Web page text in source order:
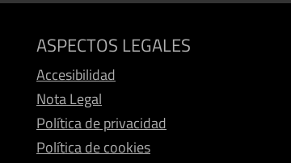
ASPECTOS LEGALES
Accesibilidad
Nota Legal
Política de privacidad
Política de cookies